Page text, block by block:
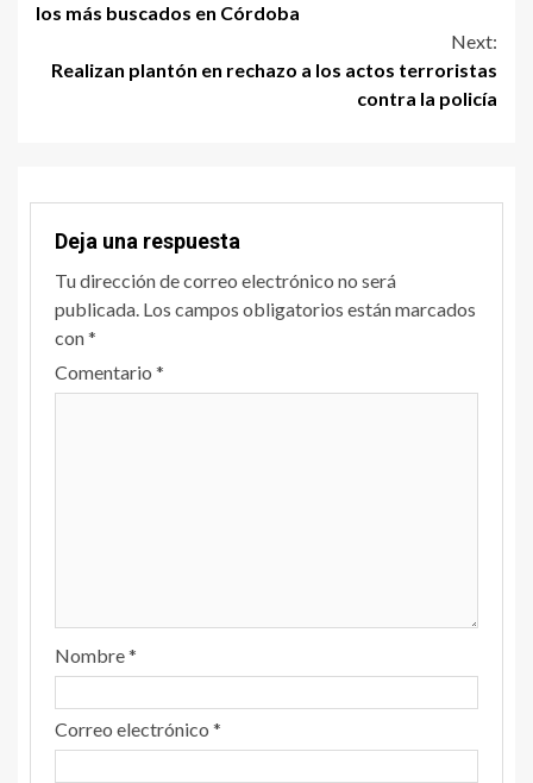
los más buscados en Córdoba
Next:
Realizan plantón en rechazo a los actos terroristas
contra la policía
Deja una respuesta
Tu dirección de correo electrónico no será
publicada. Los campos obligatorios están marcados
con*
Comentario *
Nombre*
Correo electrónico *